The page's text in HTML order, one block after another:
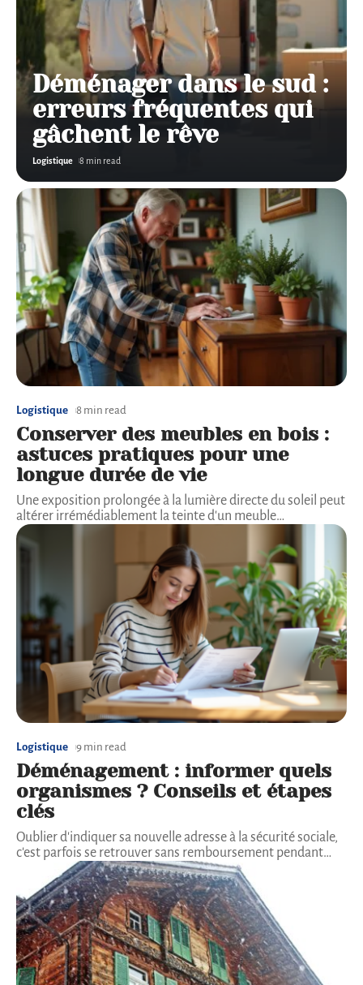
Déménager dans le sud :
erreurs fréquentes qui
gâchent le rêve
Logistique 8 min read
Logistique 8 min read
Conserver des meubles en bois :
astuces pratiques pour une
longue durée de vie
Une exposition prolongée à la lumière directe du soleil peut
altérer irrémédiablement la teinte d'un meuble…
Logistique 9 min read
Déménagement : informer quels
organismes ? Conseils et étapes
clés
Oublier d'indiquer sa nouvelle adresse à la sécurité sociale,
c'est parfois se retrouver sans remboursement pendant…